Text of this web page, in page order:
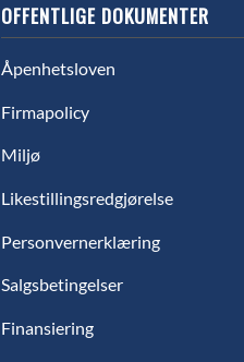
OFFENTLIGE DOKUMENTER
Åpenhetsloven
Firmapolicy
Miljø
Likestillingsredgjørelse
Personvernerklæring
Salgsbetingelser
Finansiering